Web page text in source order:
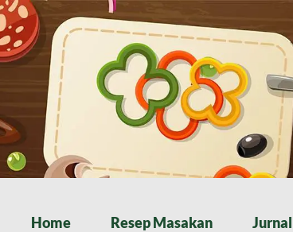
Home Resep Masakan Jurnal